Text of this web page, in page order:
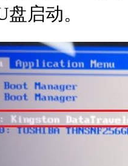
盘启动。